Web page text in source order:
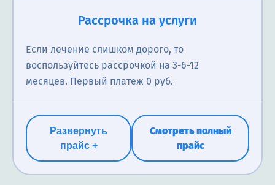
Рассрочка на услуги
Если лечение слишком дорого, то
воспользуйтесь рассрочкой на 3-6-12
месяцев. Первый платеж 0 руб.
Развернуть
прайс +
Смотреть полный
прайс